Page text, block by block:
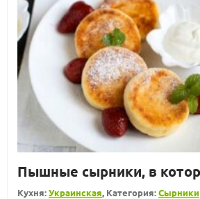
Кухня:Украинская, Категория:Сырники